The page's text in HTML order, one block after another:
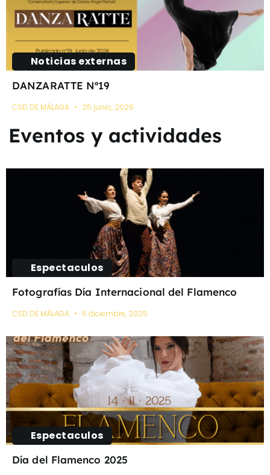
Noticias externas
DANZARATTE Nº19
CSD DE MÁLAGA 25 junio, 2026
Eventos y actividades
Espectaculos
Fotografías Día Internacional del Flamenco
CSD DE MÁLAGA 5 diciembre, 2025
Espectaculos
Día del Flamenco 2025